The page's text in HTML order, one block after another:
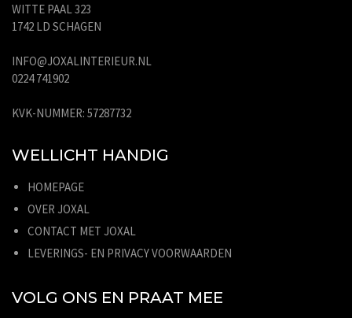
WITTE PAAL 323
1742 LD SCHAGEN
INFO@JOXALINTERIEUR.NL
0224 741902
KVK-NUMMER: 57287732
WELLICHT HANDIG
HOMEPAGE
OVER JOXAL
CONTACT MET JOXAL
LEVERINGS- EN PRIVACY VOORWAARDEN
VOLG ONS EN PRAAT MEE